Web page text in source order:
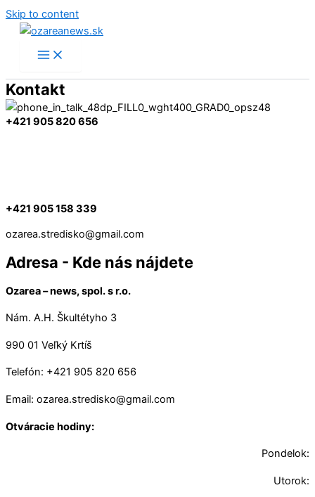
Skip to content
Kontakt
+421 905 820 656
+421 905 158 339
ozarea.stredisko@gmail.com
Adresa - Kde nás nájdete
Ozarea – news, spol. s r.o.
Nám. A.H. Škultétyho 3
990 01 Veľký Krtíš
Telefón: +421 905 820 656
Email: ozarea.stredisko@gmail.com
Otváracie hodiny:
Pondelok:
Utorok: